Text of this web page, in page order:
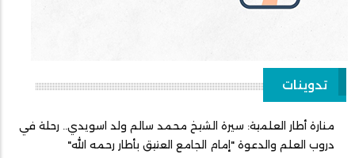
تدوينات
منارة أطار العلمية: سيرة الشيخ محمد سالم ولد اسويدي.. رحلة في
دروب العلم والدعوة "إمام الجامع العتيق بأطار رحمه الله"